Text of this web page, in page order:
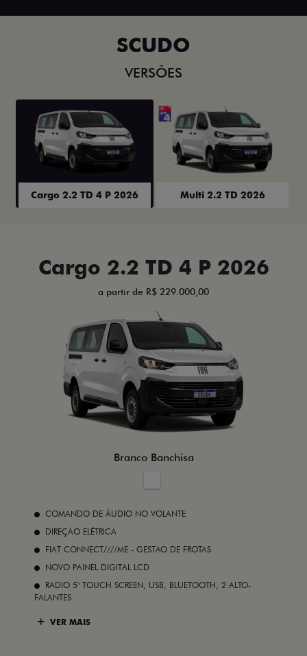
SCUDO
VERSÕES
Cargo 2.2 TD 4 P 2026 Multi 2.2 TD 2026
Cargo 2.2 TD 4 P 2026
a partir de R$ 229.000,00
Branco Banchisa
COMANDO DE ÁUDIO NO VOLANTE
DIREÇÃO ELÉTRICA
FIAT CONNECT////ME - GESTAO DE FROTAS
NOVO PAINEL DIGITAL LCD
RADIO 5" TOUCH SCREEN, USB, BLUETOOTH, 2 ALTO-
FALANTES
VER MAIS